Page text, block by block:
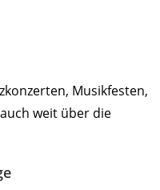
Musikfesten,
weit über die